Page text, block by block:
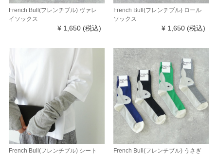
French Bull(フレンチブル) ヴァレ
イソックス
¥ 1,650 (税込)
French Bull(フレンチブル) ロール
ソックス
¥ 1,650 (税込)
French Bull(フレンチブル) シート
French Bull(フレンチブル) うさぎ